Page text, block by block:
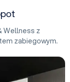
Wellness z
zabiegowym.